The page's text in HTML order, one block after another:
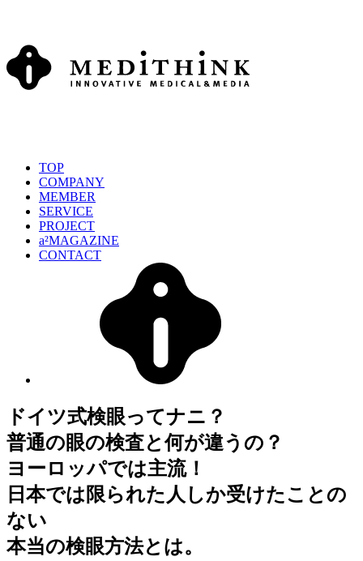
TOP
COMPANY
MEMBER
SERVICE
PROJECT
a²MAGAZINE
CONTACT
ドイツ式検眼ってナニ？
普通の眼の検査と何が違うの？
ヨーロッパでは主流！
日本では限られた人しか受けたことの
ない
本当の検眼方法とは。